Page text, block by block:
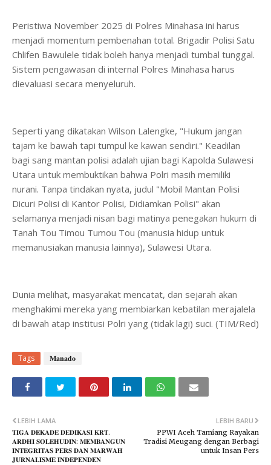
Peristiwa November 2025 di Polres Minahasa ini harus
menjadi momentum pembenahan total. Brigadir Polisi Satu
Chlifen Bawulele tidak boleh hanya menjadi tumbal tunggal.
Sistem pengawasan di internal Polres Minahasa harus
dievaluasi secara menyeluruh.
Seperti yang dikatakan Wilson Lalengke, "Hukum jangan
tajam ke bawah tapi tumpul ke kawan sendiri." Keadilan
bagi sang mantan polisi adalah ujian bagi Kapolda Sulawesi
Utara untuk membuktikan bahwa Polri masih memiliki
nurani. Tanpa tindakan nyata, judul "Mobil Mantan Polisi
Dicuri Polisi di Kantor Polisi, Didiamkan Polisi" akan
selamanya menjadi nisan bagi matinya penegakan hukum di
Tanah Tou Timou Tumou Tou (manusia hidup untuk
memanusiakan manusia lainnya), Sulawesi Utara.
Dunia melihat, masyarakat mencatat, dan sejarah akan
menghakimi mereka yang membiarkan kebatilan merajalela
di bawah atap institusi Polri yang (tidak lagi) suci. (TIM/Red)
Tags 𝐌𝐚𝐧𝐚𝐝𝐨
LEBIH BARU
PPWI Aceh Tamiang Rayakan
Tradisi Meugang dengan Berbagi
untuk Insan Pers
LEBIH LAMA
​𝐓𝐈𝐆𝐀 𝐃𝐄𝐊𝐀𝐃𝐄 𝐃𝐄𝐃𝐈𝐊𝐀𝐒𝐈 𝐊𝐑𝐓.
𝐀𝐑𝐃𝐇𝐈 𝐒𝐎𝐋𝐄𝐇𝐔𝐃𝐈𝐍: 𝐌𝐄𝐌𝐁𝐀𝐍𝐆𝐔𝐍
𝐈𝐍𝐓𝐄𝐆𝐑𝐈𝐓𝐀𝐒 𝐏𝐄𝐑𝐒 𝐃𝐀𝐍 𝐌𝐀𝐑𝐖𝐀𝐇
𝐉𝐔𝐑𝐍𝐀𝐋𝐈𝐒𝐌𝐄 𝐈𝐍𝐃𝐄𝐏𝐄𝐍𝐃𝐄𝐍